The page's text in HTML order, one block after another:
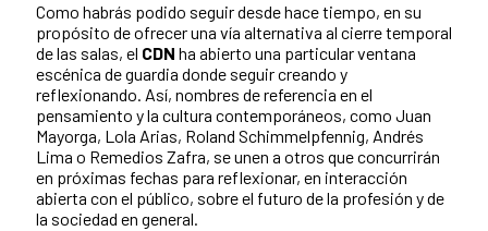
Como habrás podido seguir desde hace tiempo, en su
propósito de ofrecer una vía alternativa al cierre temporal
de las salas, el CDN ha abierto una particular ventana
escénica de guardia donde seguir creando y
reflexionando. Así, nombres de referencia en el
pensamiento y la cultura contemporáneos, como Juan
Mayorga, Lola Arias, Roland Schimmelpfennig, Andrés
Lima o Remedios Zafra, se unen a otros que concurrirán
en próximas fechas para reflexionar, en interacción
abierta con el público, sobre el futuro de la profesión y de
la sociedad en general.